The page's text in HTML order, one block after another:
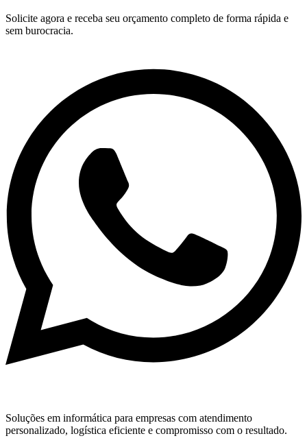
Solicite agora e receba seu orçamento completo de forma rápida e
sem burocracia.
Soluções em informática para empresas com atendimento
personalizado, logística eficiente e compromisso com o resultado.